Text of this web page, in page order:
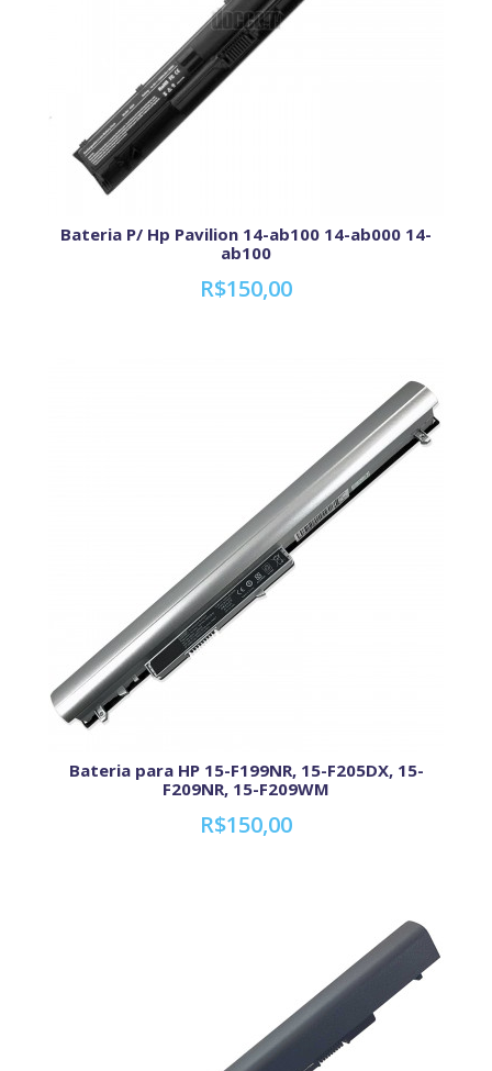
Bateria P/ Hp Pavilion 14-ab100 14-ab000 14-
ab100
R$150,00
Bateria para HP 15-F199NR, 15-F205DX, 15-
F209NR, 15-F209WM
R$150,00